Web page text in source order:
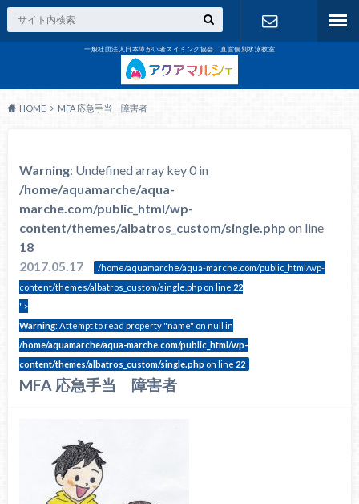
一般社団法人日本障がい者スイミング協会 直営個別水泳教室
HOME MFA 応急手当 障害者
Warning: Undefined array key 0 in
/home/aquamarche/aqua-
marche.com/public_html/wp-
content/themes/albatros_custom/single.php on line
18
2017.05.17
/home/aquamarche/aqua-marche.com/public_html/wp-
content/themes/albatros_custom/single.php on line 22
">
Warning: Attempt to read property "name" on null in
/home/aquamarche/aqua-marche.com/public_html/wp-
content/themes/albatros_custom/single.php on line 22
MFA 応急手当 障害者